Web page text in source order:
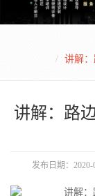
讲解：
讲解：路
发布日期：2020-